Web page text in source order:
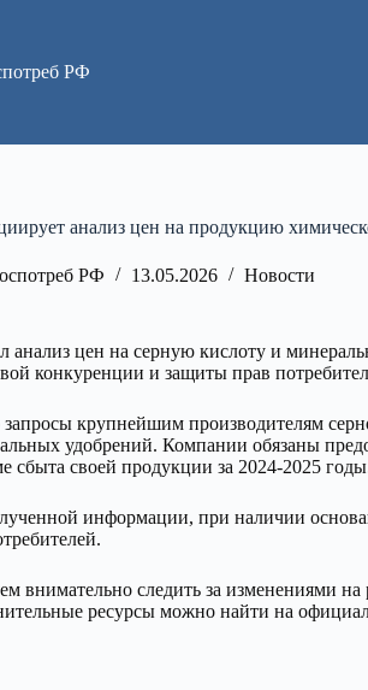
РФ
анализ цен на продукцию
РФ 13.05.2026 Новости
анализ цен на серную кислоту и
конкуренции и защиты прав
крупнейшим производителям
удобрений. Компании обязаны
сбыта своей продукции за 2024-2025
информации, при наличии
внимательно следить за изменениями
ресурсы можно найти на